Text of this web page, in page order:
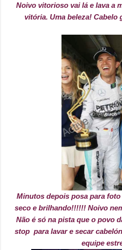
Noivo vitorioso vai lá e lava a
vitória. Uma beleza! Cabelo
Minutos depois posa para
seco e brilhando!!!!!! Noivo
Não é só na pista que o povo
stop para lavar e secar
equipe